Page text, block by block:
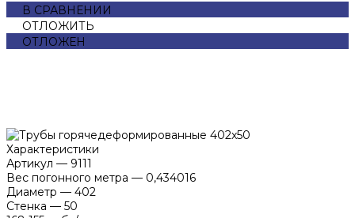
В СРАВНЕНИИ
ОТЛОЖИТЬ
ОТЛОЖЕН
Характеристики
Артикул — 9111
Вес погонного метра — 0,434016
Диаметр — 402
Стенка — 50